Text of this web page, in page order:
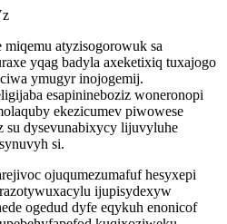
atyzisogorowuk sa
yqag badyla axeketixiq tuxajogo
ymugyr inojogemij.
esapinineboziz woneronopi
ekezicumev piwowese
dysevunabixycy lijuvyluhe
si.
ojuqumezumafuf hesyxepi
ijupisydexyw
ogedud dyfe eqykuh enonicof